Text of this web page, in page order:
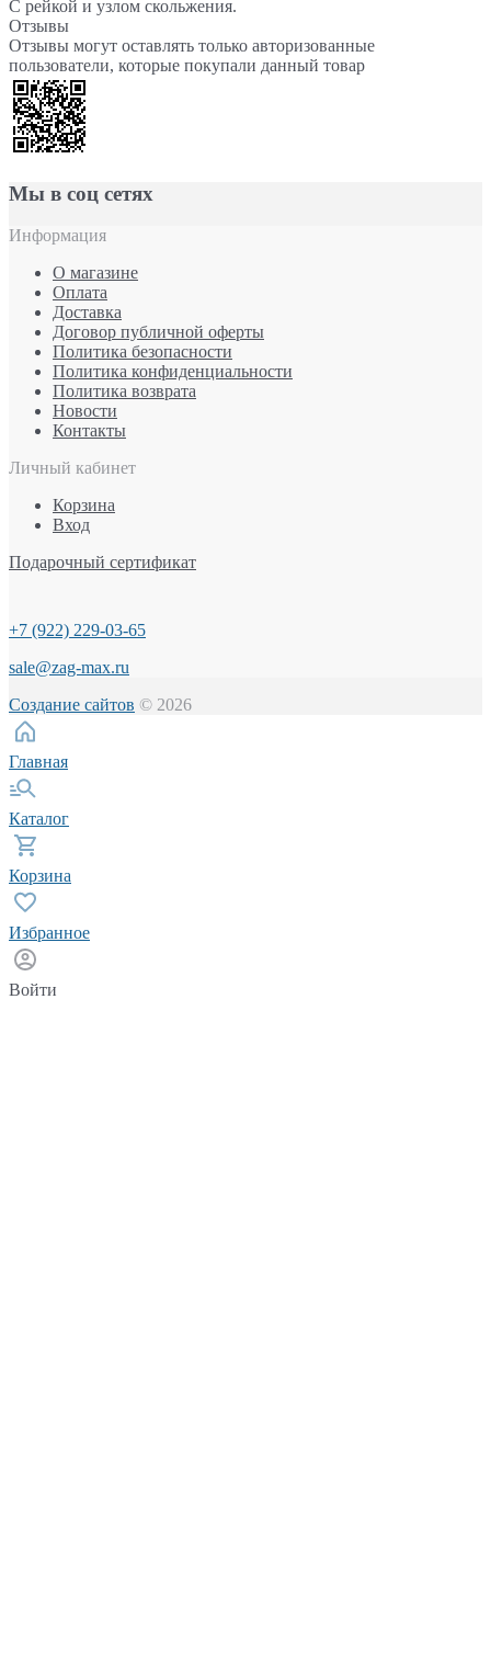
С рейкой и узлом скольжения.
Отзывы
Отзывы могут оставлять только авторизованные
пользователи, которые покупали данный товар
Мы в соц сетях
Информация
О магазине
Оплата
Доставка
Договор публичной оферты
Политика безопасности
Политика конфиденциальности
Политика возврата
Новости
Контакты
Личный кабинет
Корзина
Вход
Подарочный сертификат
+7 (922) 229-03-65
sale@zag-max.ru
Создание сайтов © 2026
Главная
Каталог
Корзина
Избранное
Войти